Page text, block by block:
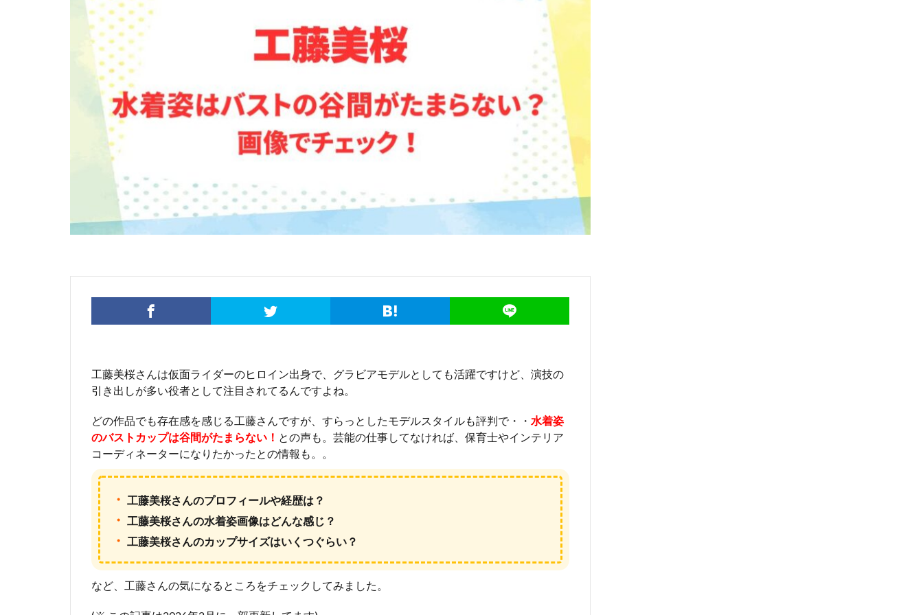
工藤美桜さんは仮面ライダーのヒロイン出身で、グラビアモデルとしても活躍ですけど、演技の
引き出しが多い役者として注目されてるんですよね。
どの作品でも存在感を感じる工藤さんですが、すらっとしたモデルスタイルも評判で・・ 水着姿
のバストカップは谷間がたまらない！ との声も。芸能の仕事してなければ、保育士やインテリア
コーディネーターになりたかったとの情報も。。
・ 工藤美桜さんのプロフィールや経歴は？
・ 工藤美桜さんの水着姿画像はどんな感じ？
・ 工藤美桜さんのカップサイズはいくつぐらい？
など、工藤さんの気になるところをチェックしてみました。